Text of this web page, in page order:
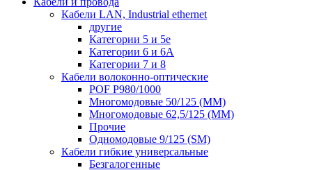
Кабели LAN, Industrial ethernet
другие
Категории 5 и 5е
Категории 6 и 6A
Категории 7 и 8
Кабели волоконно-оптические
POF P980/1000
Многомодовые 50/125 (ММ)
Многомодовые 62,5/125 (ММ)
Прочие
Одномодовые 9/125 (SM)
Кабели гибкие универсальные
Безгалогенные